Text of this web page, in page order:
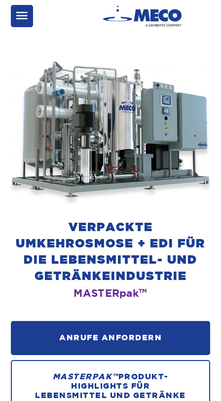
VERPACKTE
UMKEHROSMOSE + EDI FÜR
DIE LEBENSMITTEL- UND
GETRÄNKEINDUSTRIE
MASTERpakTM
ANRUFE ANFORDERN
MASTERPAK™PRODUKT-
HIGHLIGHTS FÜR
LEBENSMITTEL UND GETRÄNKE